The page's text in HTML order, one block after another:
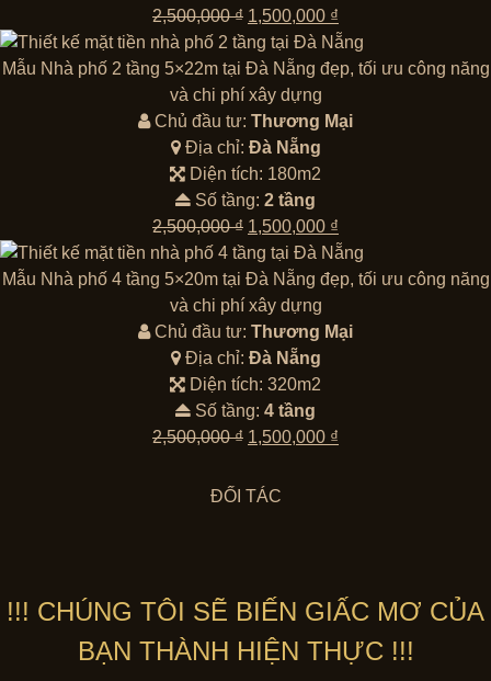
2,500,000₫ Giá
gốc
là:
2,500,000 ₫.
1,500,000 ₫
hiện
tại
1,500,000 ₫.
Mẫu Nhà phố 2 tầng 5×22m tại Đà Nẵng đẹp, tối ưu công năng
và chi phí xây dựng
Chủ đầu tư: Thương Mại
Địa chỉ: Đà Nẵng
Diện tích: 180m2
Số tầng: 2 tầng
2,500,000₫ Giá
gốc
là:
2,500,000 ₫.
1,500,000 ₫
hiện
tại
1,500,000 ₫.
Mẫu Nhà phố 4 tầng 5×20m tại Đà Nẵng đẹp, tối ưu công năng
và chi phí xây dựng
Chủ đầu tư: Thương Mại
Địa chỉ: Đà Nẵng
Diện tích: 320m2
Số tầng: 4 tầng
2,500,000₫ Giá
là:
1,500,000 ₫
ĐỐI TÁC
!!! CHÚNG TÔI SẼ BIẾN GIẤC MƠ CỦA
BẠN THÀNH HIỆN THỰC !!!